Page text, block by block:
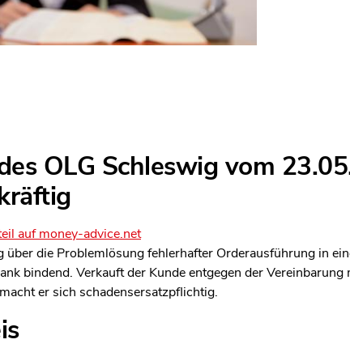
OLG Schleswig vom
auf money-advice.net
über die Problemlösung fehlerhafter Orderausführung in
bindend. Verkauft der Kunde entgegen der
er sich schadensersatzpflichtig.